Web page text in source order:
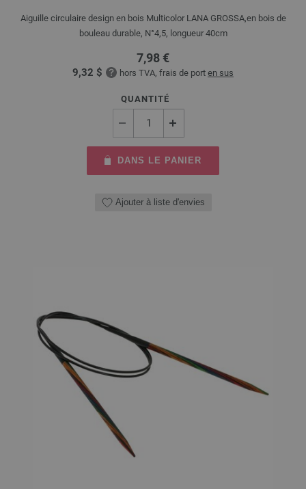
Aiguille circulaire design en bois Multicolor LANA GROSSA,en bois de
bouleau durable, N°4,5, longueur 40cm
7,98 €
9,32 $ hors TVA, frais de port en sus
QUANTITÉ
DANS LE PANIER
Ajouter à liste d'envies